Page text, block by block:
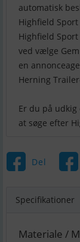
automatisk
Highfield
Highfield
ved vælge
en
Herning
Er du på udkig
Del
Specifikationer
Materiale /